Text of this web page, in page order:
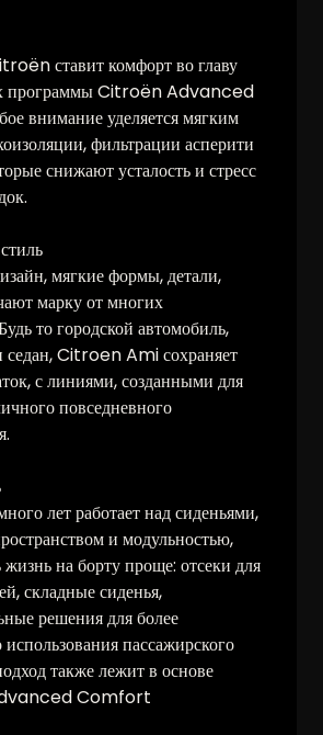
ставит комфорт во главу
программы Citroën Advanced
внимание уделяется мягким
фильтрации асперити
снижают усталость и стресс
мягкие формы, детали,
марку от многих
то городской автомобиль,
седан, Citroen Ami сохраняет
с линиями, созданными для
повседневного
лет работает над сиденьями,
и модульностью,
жизнь на борту проще: отсеки для
складные сиденья,
решения для более
пассажирского
также лежит в основе
Comfort